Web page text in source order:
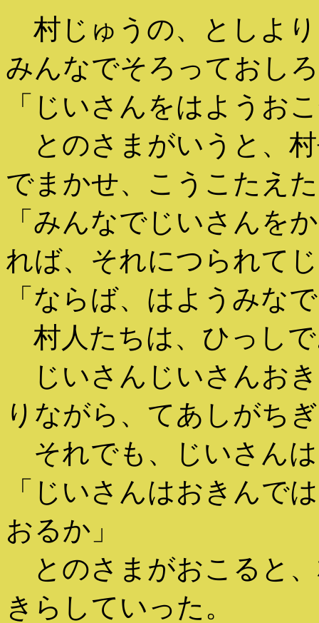
村じゅうの、としよ
みんなでそろっておし
「じいさんをはようお
とのさまがいうと、
でまかせ、こうこたえ
「みんなでじいさんを
れば、それにつられて
「ならば、はようみな
村人たちは、ひっし
じいさんじいさんお
りながら、てあしがち
それでも、じいさん
「じいさんはおきんで
おるか」
とのさまがおこると
きらしていった。